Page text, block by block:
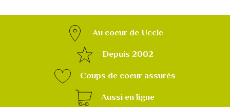
Au coeur de Uccle
Depuis 2002
Coups de coeur assurés
Aussi en ligne